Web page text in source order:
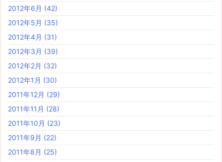
2012年6月 (42)
2012年5月 (35)
2012年4月 (31)
2012年3月 (39)
2012年2月 (32)
2012年1月 (30)
2011年12月 (29)
2011年11月 (28)
2011年10月 (23)
2011年9月 (22)
2011年8月 (25)